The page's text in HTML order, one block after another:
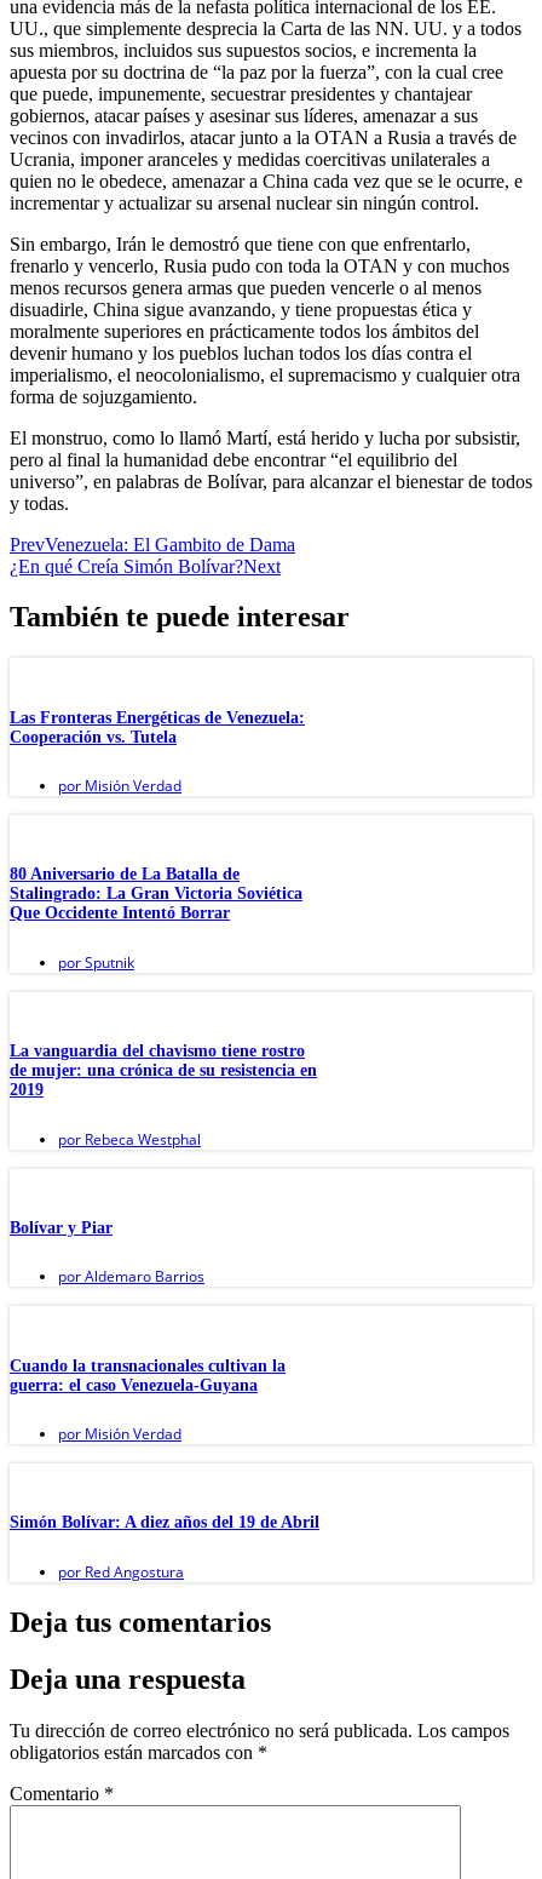
una evidencia más de la nefasta política internacional de los EE.
UU., que simplemente desprecia la Carta de las NN. UU. y a todos
sus miembros, incluidos sus supuestos socios, e incrementa la
apuesta por su doctrina de “la paz por la fuerza”, con la cual cree
que puede, impunemente, secuestrar presidentes y chantajear
gobiernos, atacar países y asesinar sus líderes, amenazar a sus
vecinos con invadirlos, atacar junto a la OTAN a Rusia a través de
Ucrania, imponer aranceles y medidas coercitivas unilaterales a
quien no le obedece, amenazar a China cada vez que se le ocurre, e
incrementar y actualizar su arsenal nuclear sin ningún control.
Sin embargo, Irán le demostró que tiene con que enfrentarlo,
frenarlo y vencerlo, Rusia pudo con toda la OTAN y con muchos
menos recursos genera armas que pueden vencerle o al menos
disuadirle, China sigue avanzando, y tiene propuestas ética y
moralmente superiores en prácticamente todos los ámbitos del
devenir humano y los pueblos luchan todos los días contra el
imperialismo, el neocolonialismo, el supremacismo y cualquier otra
forma de sojuzgamiento.
El monstruo, como lo llamó Martí, está herido y lucha por subsistir,
pero al final la humanidad debe encontrar “el equilibrio del
universo”, en palabras de Bolívar, para alcanzar el bienestar de todos
y todas.
PrevVenezuela: El Gambito de Dama
¿En qué Creía Simón Bolívar?Next
También te puede interesar
Las Fronteras Energéticas de Venezuela:
Cooperación vs. Tutela
por Misión Verdad
80 Aniversario de La Batalla de
Stalingrado: La Gran Victoria Soviética
Que Occidente Intentó Borrar
porSputnik
La vanguardia del chavismo tiene rostro
de mujer: una crónica de su resistencia en
2019
por Rebeca Westphal
Bolívar y Piar
porAldemaro Barrios
Cuando la transnacionales cultivan la
guerra: el caso Venezuela-Guyana
por Misión Verdad
Simón Bolívar: A diez años del 19 de Abril
por Red Angostura
Deja tus comentarios
Deja una respuesta
Tu dirección de correo electrónico no será publicada. Los campos
obligatorios están marcados con *
Comentario *